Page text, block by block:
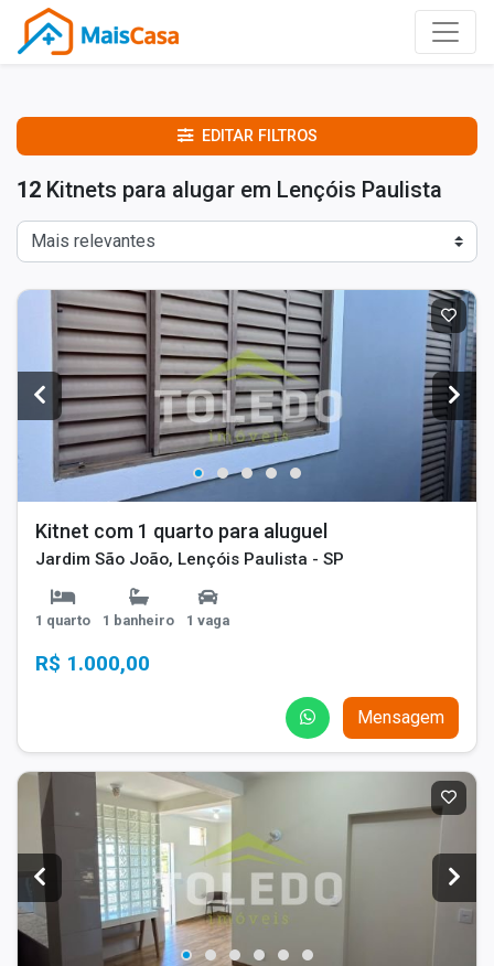
EDITAR FILTROS
12 Kitnets para alugar em Lençóis Paulista
Kitnet com 1 quarto para aluguel
Jardim São João, Lençóis Paulista - SP
1 quarto 1 banheiro 1 vaga
R$ 1.000,00
Mensagem